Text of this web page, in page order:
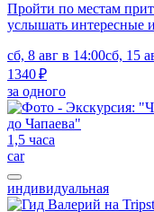
Пройти по местам
услышать интересные
сб, 8 авг в 14:00сб, 15
1340 ₽
за одного
1,5 часа
car
индивидуальная